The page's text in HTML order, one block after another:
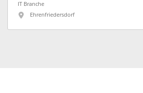
IT Branche
Ehrenfriedersdorf